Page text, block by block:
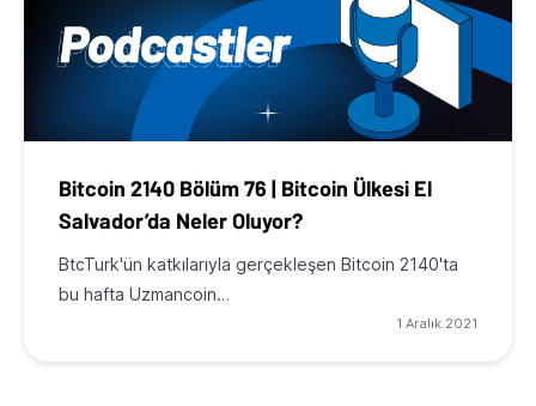
Bitcoin 2140 Bölüm 76 | Bitcoin Ülkesi El
Salvador’da Neler Oluyor?
BtcTurk'ün katkılarıyla gerçekleşen Bitcoin 2140'ta
bu hafta Uzmancoin…
1 Aralık 2021